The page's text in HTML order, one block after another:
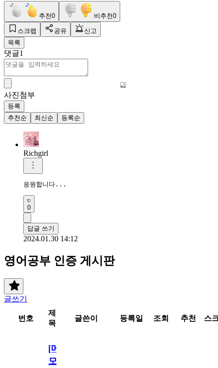
추천0 비추천0
스크랩 공유
신고
목록
댓글1
사진첨부
등록
추천순
최신순 등록순
Richgirl
응원합니다...
0
답글 쓰기
2024.01.30 14:12
영어공부 인증 게시판
글쓰기
번호
제
목
글쓴이 등록일 조회 추천 스
[메
모